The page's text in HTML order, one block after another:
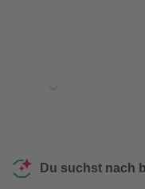
Du suchst nach